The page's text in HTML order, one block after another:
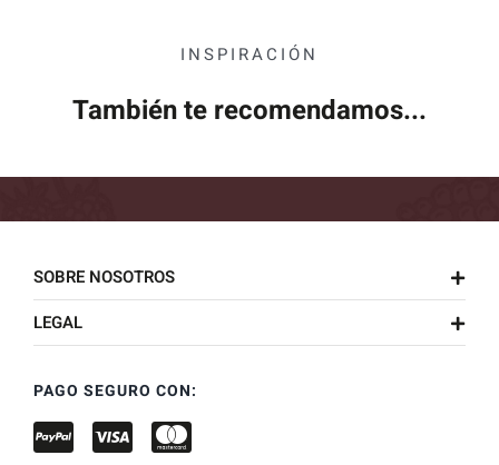
INSPIRACIÓN
También te recomendamos...
SOBRE NOSOTROS
LEGAL
PAGO SEGURO CON: